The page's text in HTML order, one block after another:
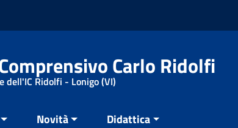
Carlo Ridolfi
dell'IC Ridolfi - Lonigo (VI)
Novità Didattica